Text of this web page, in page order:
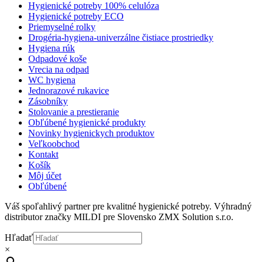
Hygienické potreby 100% celulóza
Hygienické potreby ECO
Priemyselné rolky
Drogéria-hygiena-univerzálne čistiace prostriedky
Hygiena rúk
Odpadové koše
Vrecia na odpad
WC hygiena
Jednorazové rukavice
Zásobníky
Stolovanie a prestieranie
Obľúbené hygienické produkty
Novinky hygienickych produktov
Veľkoobchod
Kontakt
Košík
Môj účet
Obľúbené
Váš spoľahlivý partner pre kvalitné hygienické potreby. Výhradný
distributor značky MILDI pre Slovensko ZMX Solution s.r.o.
Hľadať
×